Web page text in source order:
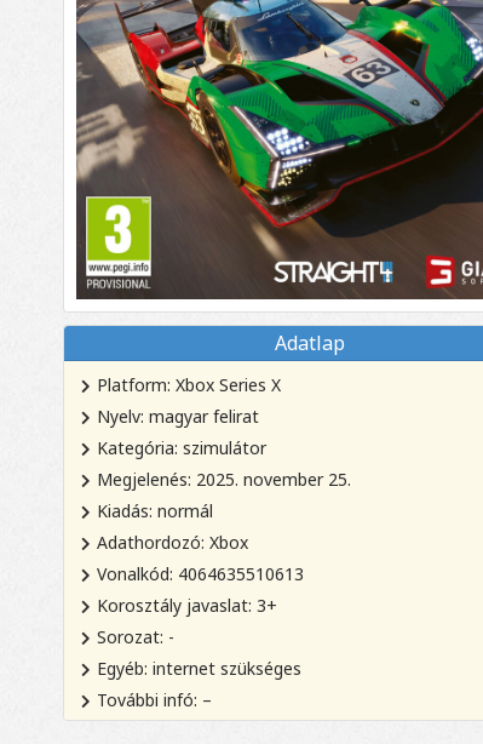
Adatlap
Platform: Xbox Series X
Nyelv: magyar felirat
Kategória: szimulátor
Megjelenés: 2025. november 25.
Kiadás: normál
Adathordozó: Xbox
Vonalkód: 4064635510613
Korosztály javaslat: 3+
Sorozat: -
Egyéb: internet szükséges
További infó: –